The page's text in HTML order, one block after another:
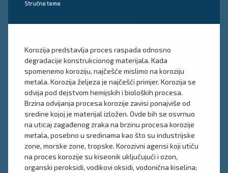
Kategorije:
Stručne teme
Korozija predstavlja proces raspada odnosno
degradacije konstrukcionog materijala. Kada
spomenemo koroziju, najčešće mislimo na koroziju
metala. Korozija željeza je najčešći primjer. Korozija se
odvija pod dejstvom hemijskih i bioloških procesa.
Brzina odvijanja procesa korozije zavisi ponajviše od
sredine kojoj je materijal izložen. Ovde bih se osvrnuo
na uticaj zagađenog zraka na brzinu procesa korozije
metala, posebno u sredinama kao što su industrijske
zone, morske zone, tropske. Korozivni agensi koji utiču
na proces korozije su kiseonik uključujući i ozon,
organski peroksidi, vodikovi oksidi, vodonična kiselina;